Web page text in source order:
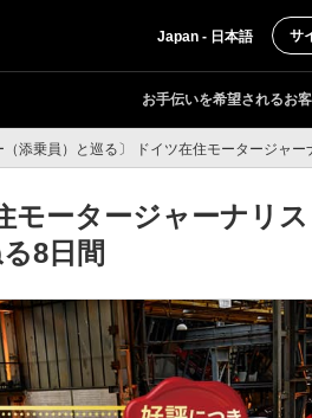
Japan - 日本語 サ
お手伝いを希望されるお
（添乗員）と巡る〕 ドイツ在住モータージャ
モータージャーナリ
8日間